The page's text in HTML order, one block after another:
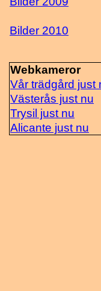
Bilder 2010
Webkameror
Vår trädgård just
Västerås just nu
Trysil just nu
Alicante just nu